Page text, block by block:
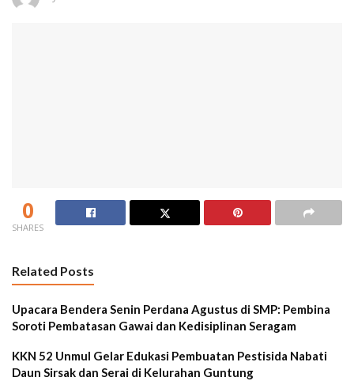
0
SHARES
Related Posts
Upacara Bendera Senin Perdana Agustus di SMP: Pembina
Soroti Pembatasan Gawai dan Kedisiplinan Seragam
KKN 52 Unmul Gelar Edukasi Pembuatan Pestisida Nabati
Daun Sirsak dan Serai di Kelurahan Guntung